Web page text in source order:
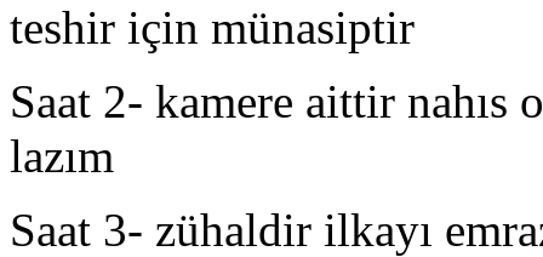
teshir için münasiptir
Saat 2- kamere aittir nahıs
lazım
Saat 3- zühaldir ilkayı